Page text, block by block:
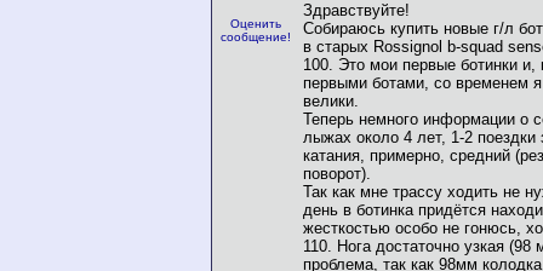
Оценить
сообщение!
Здравствуйте!
Собираюсь купить новые г/л
в старых Rossignol b-squad
100. Это мои первые ботинки и,
первыми ботами, со временем
велики.
Теперь немного информации о
лыжах около 4 лет, 1-2 поездки
катания, примерно, средний
поворот).
Так как мне трассу ходить не
день в ботинка придётся
жесткостью особо не гонюсь,
110. Нога достаточно узкая (98
проблема, так как 98мм